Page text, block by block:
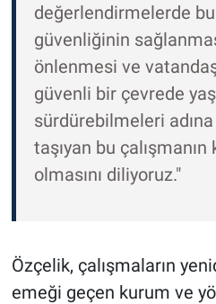
değerlendirmelerde
güvenliğinin
önlenmesi ve
güvenli bir çevrede
sürdürebilmeleri
taşıyan bu çalışmanın
olmasını diliyoruz."
Özçelik, çalışmaların
emeği geçen kurum ve